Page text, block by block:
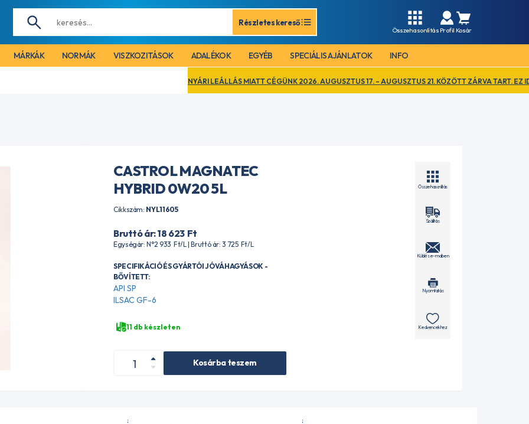
Részletes kereső
Összehasonlítás Profil Kosár
MÁRKÁK NORMÁK VISZKOZITÁSOK ADALÉKOK EGYÉB SPECIÁLIS AJÁNLATOK INFO
NYÁRI LEÁLLÁS MIATT CÉGÜNK 2026. AUGUSZTUS 17. – AUGUSZTUS 21. KÖZÖTT ZÁRVA TART. EZ IDŐ ALATT
CASTROL MAGNATEC
HYBRID 0W20 5L
Cikkszám: NYL11605
Bruttó ár: 18 623 Ft
Egységár: N°2 933 Ft/L | Bruttó ár: 3 725 Ft/L
SPECIFIKÁCIÓ ÉS GYÁRTÓI JÓVÁHAGYÁSOK -
BŐVÍTETT:
API SP
ILSAC GF-6
11 db készleten
Kosárba teszem
Összehasonlítás
Szállítás
Küldés e-mailben
Nyomtatás
Kedvencekhez